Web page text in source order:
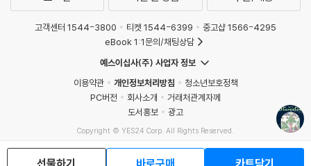
갖지 못하는 자매가 느끼는 소외감과 시선의 대조를 통해 우리가 사는 세
계의 균열을 선명히 드러낸다. 또한 알코올 중독, 방임 등 책임을 다하지 못
하는 어른과 작동하지 않는 제도 사이에서 아이들이 스스로 어른의 자리를
메우고, 서로를 부여잡는 모습은 우리가 그동안 애써 보지 않았던 현실을
기적은 여전히 일어나는 법. 가혹한 현실에 무너질 것 같을 때면 전혀 예상
치 못한 곳에서 작은 친절과 선의가 찾아오고 다시 살아갈 힘을 낸다. 노르
웨이의 권위 있는 문학 평론가 아스트리 포스볼은 이 소설을 두고 이렇게
말한다.“인간의 선함을 향한 믿음에 빛을 비춰주는 작품이다.”이 소설이
끝내 건네는 것은 완전히 끊어지지 않는 돌봄과 연대가 품은 가능성, 끈질
선물하기 바로구매 카트담기
고객센터 1544-3800 티켓 1544-6399
중고샵 1566-4295
eBook 1:1문의/채팅상담
예스이십사(주) 사업자 정보
이용약관
개인정보처리방침
청소년보호정책
PC버전
회사소개
거래처관계자께
도서홍보
광고
Copyright © YES24 Corp. All Rights Reserved.